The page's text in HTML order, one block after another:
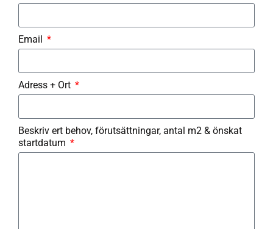
Email
Adress + Ort
Beskriv ert behov, förutsättningar, antal m2 & önskat
startdatum